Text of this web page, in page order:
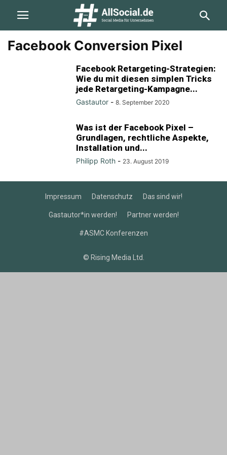
Facebook Conversion Pixel
Facebook Retargeting-Strategien:
Wie du mit diesen simplen Tricks
jede Retargeting-Kampagne...
Gastautor - 8. September 2020
Was ist der Facebook Pixel –
Grundlagen, rechtliche Aspekte,
Installation und...
Philipp Roth - 23. August 2019
Impressum Datenschutz Das sind wir!
Gastautor*in werden! Partner werden!
#ASMC Konferenzen
© Rising Media Ltd.